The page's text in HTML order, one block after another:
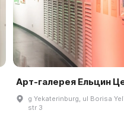
Арт-галерея Ельцин
g Yekaterinburg, ul Borisa
str 3